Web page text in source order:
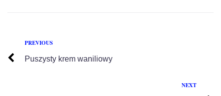
PREVIOUS
Puszysty krem waniliowy
NEXT